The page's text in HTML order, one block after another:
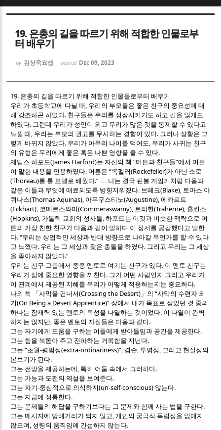
19. 은총의 길을 따르기 위해 적합한 인물로부
터 배우기
by 김상욱요셉 posted Dec 09, 2023
19. 은총의 길을 따르기 위해 적합한 인물들로부터 배우기
우리가 초등학교에 다닐 때 , 우리의 부모들은 좋은 친구의 중요성에 대
해 강조하곤 하였다. 친구들은 우리를 성장시키기도 하고 길을 잃게도
하였다. 그런데 우리가 성인이 되고 우리가 많은 것을 통제할 수 있다고
느낄 때 , 우리는 부모의 권고를 무시하는 경향이 있다. 그러나 상황은 그
렇게 바뀌지 않았다. 우리가 아무리 나이를 먹어도 , 우리가 사귀는 친구
의 유형은 우리에게 좋은 혹은 나쁜 영향을 줄 수 있다.
제임스 하포드(James Harford)는 자신의 책“머튼과 친구들”에서 머튼
이 말한 내용을 인용하였다. 머튼은“록펠러(Rockefeller)가 아닌 소로
(Thoreau)를 롤 모델로 배웠다.”
나는 결국 핀볼 게임기처럼 다음과
같은 이들과 무엇에 매료되도록 방향지워졌다. 브레크(Blake), 토마스 아
퀴나스(Thomas Aquinas), 아우구스티노(Augustine),에카르트
(Eckhart), 코메르스와미(Commeraswamy), 트러헌(Traherne), 홉킨스
(Hopkins), 가톨릭 교회의 성사들.하포드는 이것과 비슷한 맥락으로 머
튼의 가장 친한 친구가 다음과 같이 말하며 이 정서를 공감했다고 말한
다. “우리는 상업적인 세상과 반대 방향으로 나아갈 무언가를 할 수 있다
고 느꼈다. 우리는 그 세상과 잦은 충돌을 하였다. 그리고 우리는 그 세상
을 좋아하지 않았다.”
우리는 친구 그룹에서 종종 멘토로 여기는 친구가 있다. 이 멘토 친구는
우리가 삶에 중요한 영향을 끼친다. 그가 어떤 사람인지 그리고 우리가
이 관계에서 제공된 지혜를 우리가 어떻게 적용하는지는 중요하다.
나의 책 「사막을 건너서(Crossing the Desert) 」 의“사막의 수련자 되
기(On Being a Desert Apprentice)” 장에서 내가 목표로 삼았던 것 중의
하나는 잠재력 있는 멘토의 특성을 나열하는 것이었다. 이 나열이 완벽
하지는 않지만, 좋은 멘토의 자질들은 다음과 같다.
그는 자기에게 도움을 구하는 이들에게 받아들임과 공간을 제공한다.
그는 힘을 북돋아 주고 전파하는 거룩함을 지닌다.
그는“초월-평범성(extra-ordinariness)”, 겸손, 투명성 , 그리고 현실성의
본보기가 된다.
그는 전망을 제공하는데 , 특히 어둠 속에서 그러하다.
그는 가능과 도전의 역설을 보여준다.
그는 자기-중심적으로 의식하지(un-self-conscious) 않는다.
그는 지금에 정통한다.
그는 문제들의 해답을 구하기보다는 그 문제와 함께 사는 법을 구한다.
그는 메시지에 방해거리가 되지 않고 ,개인의 궁극적 독립성을 없애지
않으며 , 성령의 움직임에 간섭하지 않는다.
Sketchbook5, 스케치북5
Sketchbook5, 스케치북5
Sketchbook5, 스케치북5
Sketchbook5, 스케치북5